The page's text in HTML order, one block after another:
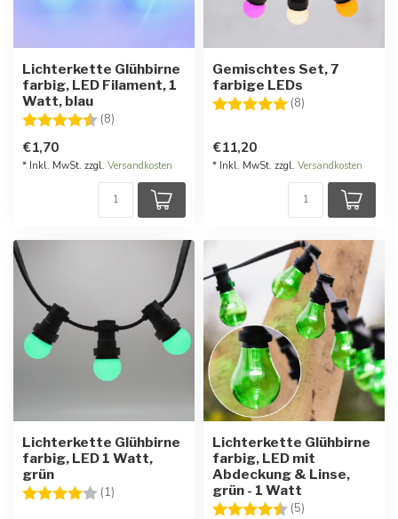
Lichterkette Glühbirne
farbig, LED Filament, 1
Watt, blau
Bewertung:
(8)
€1,70
* Inkl. MwSt. zzgl. Versandkosten
Gemischtes Set, 7
farbige LEDs
Bewertung:
(8)
€11,20
* Inkl. MwSt. zzgl. Versandkosten
Lichterkette Glühbirne
farbig, LED 1 Watt,
grün
Bewertung:
(1) 4.0 von 5 Sternen
Lichterkette Glühbirne
farbig, LED mit
Abdeckung & Linse,
grün - 1 Watt
Bewertung:
(5)